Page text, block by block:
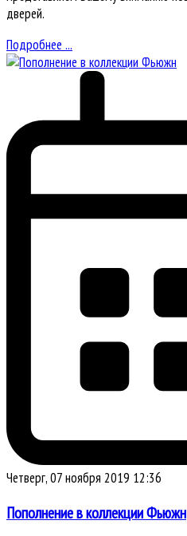
дверей.
Подробнее ...
Четверг, 07 ноября 2019 12:36
Пополнение в коллекции Фьюжн